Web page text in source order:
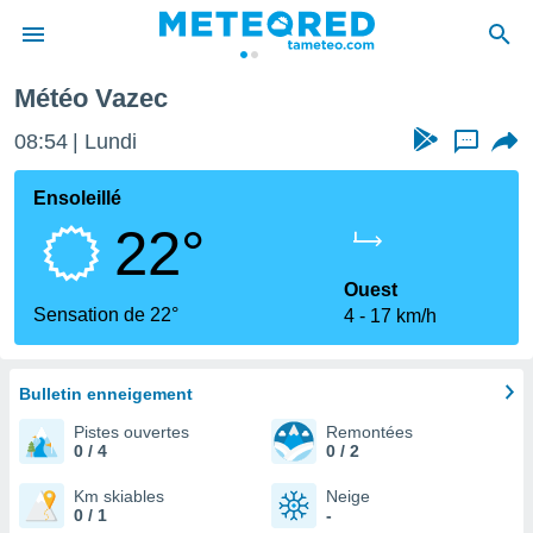
de
en
Météo Vazec
08:54 Lundi ...
Ensoleillé
22°
Sensation de 22°
Ouest
4
17 km/h
Bulletin enneigement
Pistes ouvertes
0 / 4
Remontées
0 / 2
Km skiables
0 / 1
Neige
-